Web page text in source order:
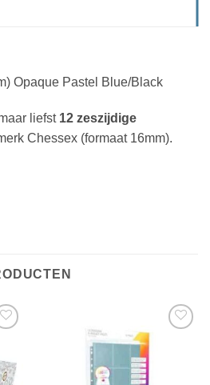
Opaque Pastel Blue/Black
liefst 12 zeszijdige
Chessex (formaat 16mm).